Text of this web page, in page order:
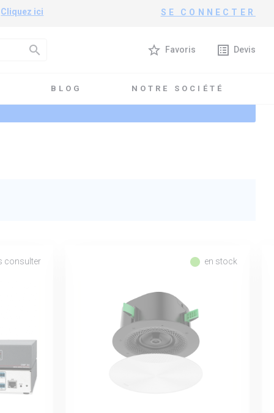
Cliquez ici SE CONNECTER
search star_border Favoris list_alt Devis
BLOG NOTRE SOCIÉTÉ
consulter fiber_manual_record en stock